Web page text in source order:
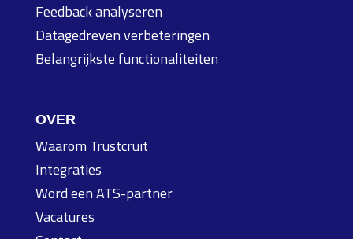
Feedback analyseren
Datagedreven verbeteringen
Belangrijkste functionaliteiten
OVER
Waarom Trustcruit
Integraties
Word een ATS-partner
Vacatures